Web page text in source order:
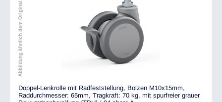
Abbildung ähnlich dem Original
Doppel-Lenkrolle mit Radfeststellung, Bolzen M10x15mm,
Raddurchmesser: 65mm, Tragkraft: 70 kg, mit spurfreier grauer